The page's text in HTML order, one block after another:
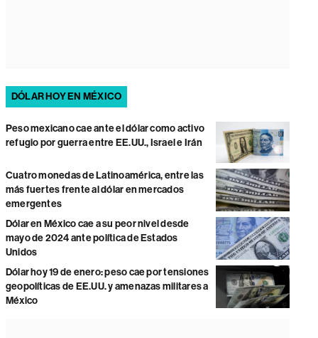
DÓLAR HOY EN MÉXICO
Peso mexicano cae ante el dólar como activo
refugio por guerra entre EE.UU., Israel e Irán
Cuatro monedas de Latinoamérica, entre las
más fuertes frente al dólar en mercados
emergentes
Dólar en México cae a su peor nivel desde
mayo de 2024 ante política de Estados
Unidos
Dólar hoy 19 de enero: peso cae por tensiones
geopolíticas de EE.UU. y amenazas militares a
México